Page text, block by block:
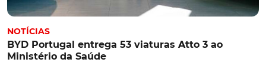
NOTÍCIAS
BYD Portugal entrega 53 viaturas Atto 3 ao
Ministério da Saúde